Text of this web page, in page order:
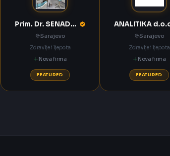
Prim. Dr. SENADETA OMERBAŠIĆ STOMATOLOŠKA ORDINACIJA
Sarajevo
Zdravlje i ljepota
Nova firma
FEATURED
Sarajevo
Zdravlje i ljepota
Nova firma
FEATURED